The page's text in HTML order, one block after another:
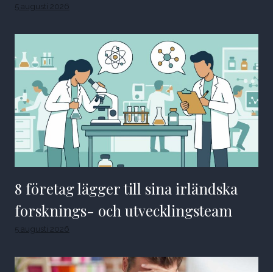
5 augusti 2026
8 företag lägger till sina irländska
forsknings- och utvecklingsteam
5 augusti 2026